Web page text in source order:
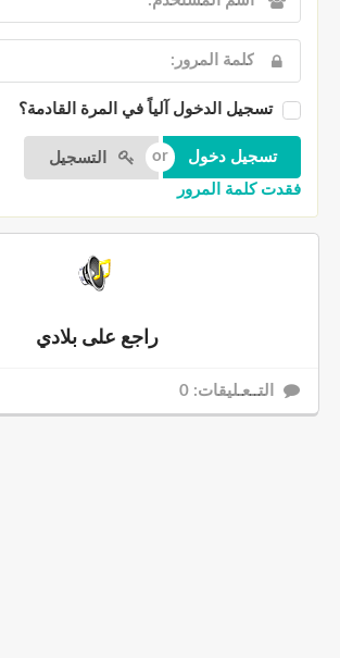
تسجيل الدخول آلياً في المرة القادمة؟
التسجيل
فقدت كلمة المرور
راجع على بلادي
التــعـليقات: 0